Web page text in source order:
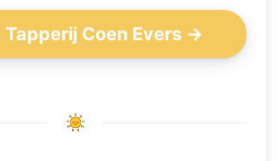
Coen Evers →